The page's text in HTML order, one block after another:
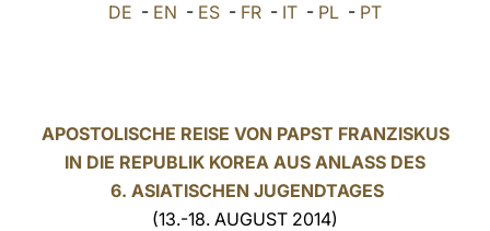
中文
LATINE
DE - EN - ES - FR - IT - PL - PT
APOSTOLISCHE REISE VON PAPST FRANZISKUS
IN DIE REPUBLIK KOREA AUS ANLASS DES
6. ASIATISCHEN JUGENDTAGES
(13.-18. AUGUST 2014)